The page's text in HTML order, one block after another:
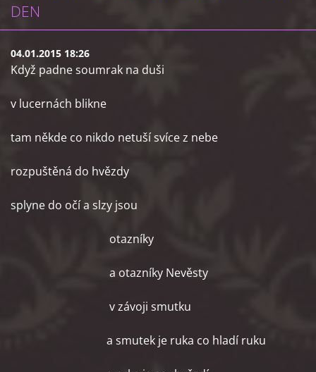
DEN
04.01.2015 18:26
Když padne soumrak na duši
v lucernách blikne
tam někde co nikdo netuší svíce z nebe
rozpuštěná do hvězdy
splyne do očí a slzy jsou
otazníky
a otazníky Nevěsty
v závoji smutku
a smutek je ruka co hladí ruku